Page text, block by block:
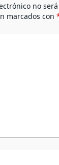
no
marcados con